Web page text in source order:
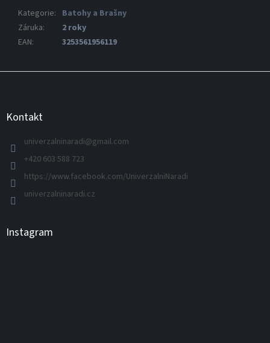
Kategorie: Batohy a Brašny
Záruka:
2 roky
EAN: 3253561956119
Z
Kontakt
univerzalninaradi@gmail.com
+420 603 588 723
https://www.facebook.com/UniverzalniNaradi
univerzalninaradi.cz
Instagram